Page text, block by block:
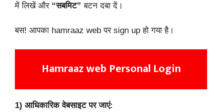
में लिखें और “सबमिट” बटन दबा दें।
बस! आपका hamraaz web पर sign up हो गया है।
Hamraaz web Personal Login
1) आधिकारिक वेबसाइट पर जाएं: